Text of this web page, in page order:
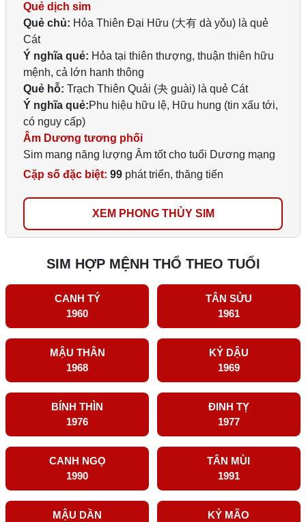
Quẻ dịch sim
Quẻ chủ: Hỏa Thiên Đại Hữu (大有 dà yǒu) là quẻ
Cát
Ý nghĩa quẻ: Hỏa tại thiên thượng, thuận thiên hữu
mệnh, cả lớn hanh thông
Quẻ hỗ: Trạch Thiên Quải (夬 guài) là quẻ Cát
Ý nghĩa quẻ:Phu hiệu hữu lệ, Hữu hung (tin xấu tới,
có nguy cấp)
Âm Dương tương phối
Sim mang năng lượng Âm tốt cho tuổi Dương mạng
Cặp số đặc biệt: 99 phát triển, thăng tiến
XEM PHONG THỦY SIM
SIM HỢP MỆNH THỔ THEO TUỔI
CANH TÝ
1960
TÂN SỬU
1961
MẬU THÂN
1968
KỶ DẬU
1969
BÍNH THÌN
1976
ĐINH TỴ
1977
CANH NGỌ
1990
TÂN MÙI
1991
MẬU DẦN
KỶ MÃO